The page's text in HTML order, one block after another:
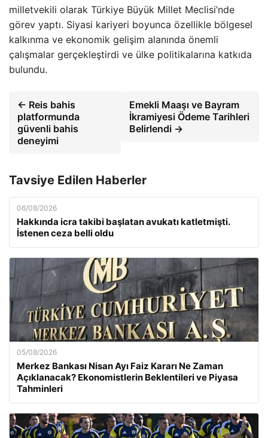
milletvekili olarak Türkiye Büyük Millet Meclisi’nde
görev yaptı. Siyasi kariyeri boyunca özellikle bölgesel
kalkınma ve ekonomik gelişim alanında önemli
çalışmalar gerçekleştirdi ve ülke politikalarına katkıda
bulundu.
← Reis bahis
platformunda
güvenli bahis
deneyimi
Emekli Maaşı ve Bayram
İkramiyesi Ödeme Tarihleri
Belirlendi →
Tavsiye Edilen Haberler
06/08/2026
Hakkında icra takibi başlatan avukatı katletmişti.
İstenen ceza belli oldu
05/08/2026
Merkez Bankası Nisan Ayı Faiz Kararı Ne Zaman
Açıklanacak? Ekonomistlerin Beklentileri ve Piyasa
Tahminleri